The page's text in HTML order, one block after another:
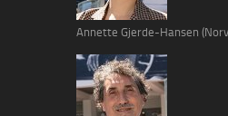
Annette Gjerde-Hansen